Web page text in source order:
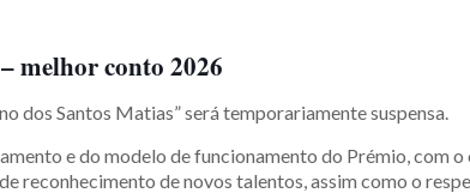
melhor conto 2026
dos Santos Matias” será temporariamente suspensa.
e do modelo de funcionamento do Prémio, com
reconhecimento de novos talentos, assim como o